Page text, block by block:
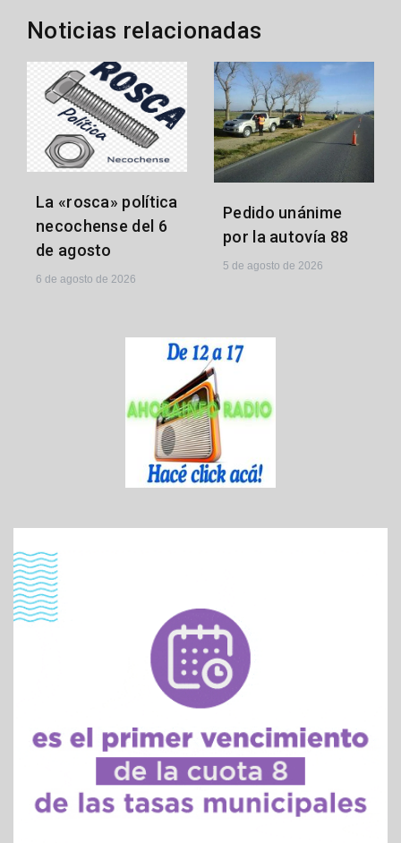
Noticias relacionadas
La «rosca» política
necochense del 6
de agosto
6 de agosto de 2026
Pedido unánime
por la autovía 88
5 de agosto de 2026